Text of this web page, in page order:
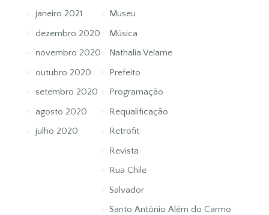
janeiro 2021
dezembro 2020
novembro 2020
outubro 2020
setembro 2020
agosto 2020
julho 2020
Museu
Música
Nathalia Velame
Prefeito
Programação
Requalificação
Retrofit
Revista
Rua Chile
Salvador
Santo Antônio Além do Carmo